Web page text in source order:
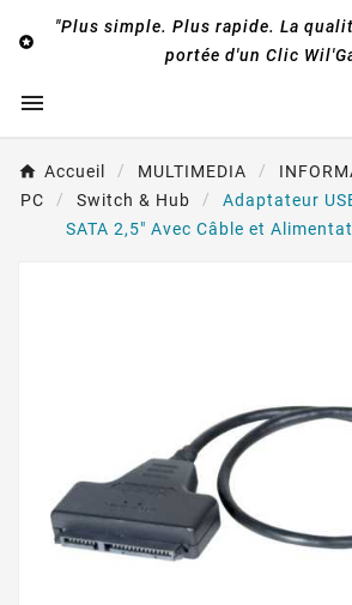

"Plus simple. Plus rapide. La
portée d'un Clic

Accueil MULTIMEDIA
PC
Switch & Hub
Adaptateur
SATA 2,5" Avec Câble et